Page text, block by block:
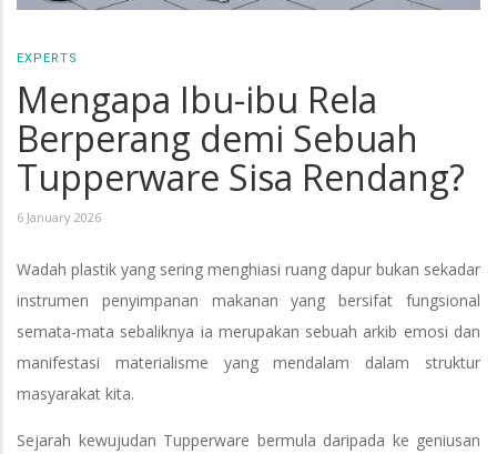
EXPERTS
Mengapa Ibu-ibu Rela
Berperang demi Sebuah
Tupperware Sisa Rendang?
6 January 2026
Wadah plastik yang sering menghiasi ruang dapur bukan sekadar
instrumen penyimpanan makanan yang bersifat fungsional
semata-mata sebaliknya ia merupakan sebuah arkib emosi dan
manifestasi materialisme yang mendalam dalam struktur
masyarakat kita.
Sejarah kewujudan Tupperware bermula daripada ke geniusan